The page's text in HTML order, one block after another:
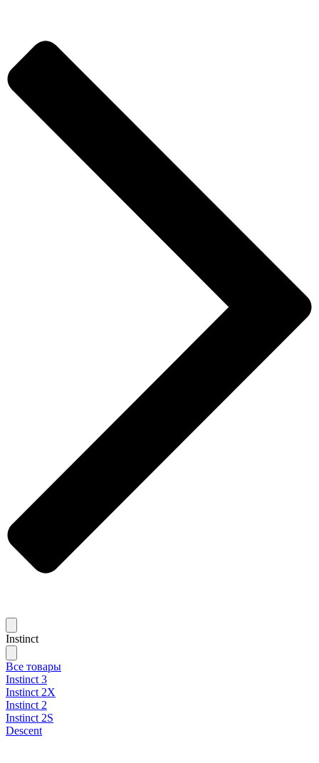
Instinct
Все товары
Instinct 3
Instinct 2X
Instinct 2
Instinct 2S
Descent